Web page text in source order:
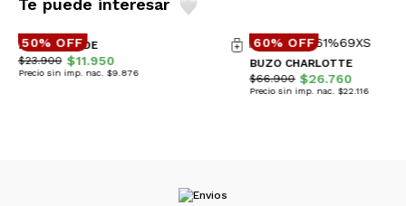
Te puede interesar
50% OFF
REMERA JADE
$23.900 $11.950
Precio sin imp. nac. $9.876
60% OFF
BUZO CHARLOTTE
$66.900 $26.760
Precio sin imp. nac. $22.116